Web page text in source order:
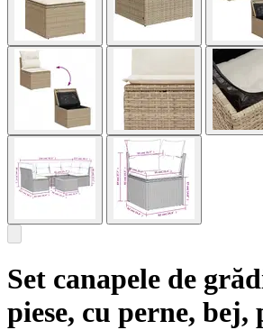
Set canapele de
piese, cu perne,